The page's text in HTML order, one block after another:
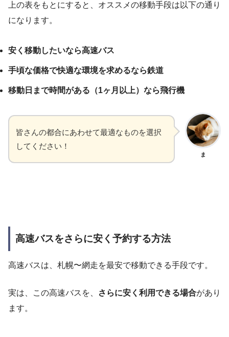
上の表をもとにすると、オススメの移動手段は以下の通り
になります。
安く移動したいなら高速バス
手頃な価格で快適な環境を求めるなら鉄道
移動日まで時間がある（1ヶ月以上）なら飛行機
ま
皆さんの都合にあわせて最適なものを選択
してください！
高速バスをさらに安く予約する方法
高速バスは、札幌〜網走を最安で移動できる手段です。
実は、この高速バスを、 さらに安く利用できる場合があり
ます。